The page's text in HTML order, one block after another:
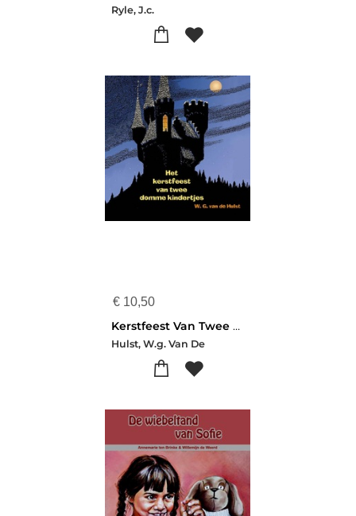
Ryle, J.c.
€ 10,50
Kerstfeest Van Twee Domme Ki Luisterboek
Hulst, W.g. Van De